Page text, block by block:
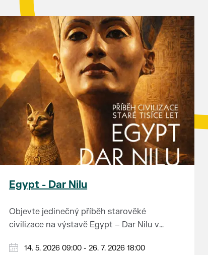
Egypt - Dar Nilu
Objevte jedinečný příběh starověké
civilizace na výstavě Egypt – Dar Nilu v
Výstava představuje umění starého Egypta,
14. 5. 2026 09:00 - 26. 7. 2026 18:00